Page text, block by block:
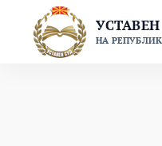
content
НА